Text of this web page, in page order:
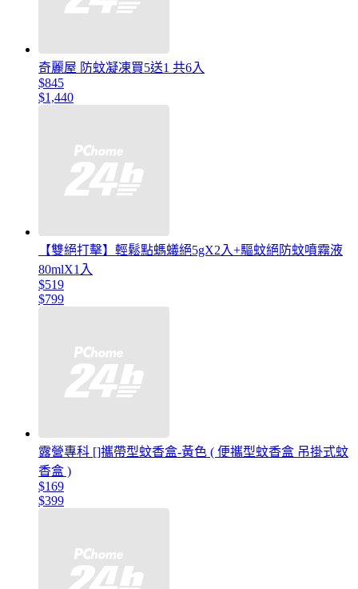
奇麗屋 防蚊凝凍買5送1 共6入
$845
$1,440
【雙絕打擊】輕鬆點螞蟻絕5gX2入+驅蚊絕防蚊噴霧液
80mlX1入
$519
$799
露營專科 []攜帶型蚊香盒-黃色 ( 便攜型蚊香盒 吊掛式蚊
香盒 )
$169
$399